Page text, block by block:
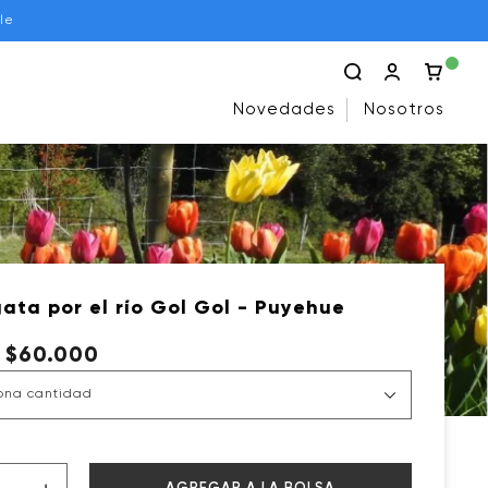
Novedades Nosotros
por el río Gol Gol - Puyehue
$60.000